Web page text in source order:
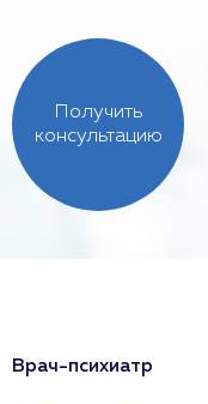
Получить
консультацию
Врач-психиатр